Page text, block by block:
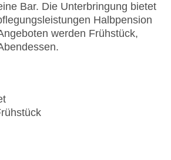
Bar. Die Unterbringung bietet
Halbpension
werden Frühstück,